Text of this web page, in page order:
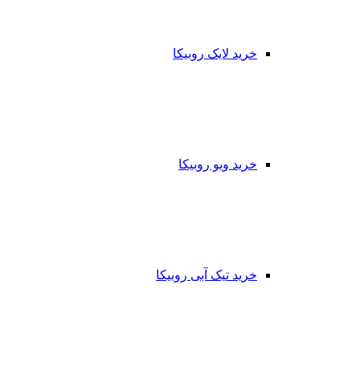
خرید لایک روبیکا
خرید ویو روبیکا
خرید تیک آبی روبیکا